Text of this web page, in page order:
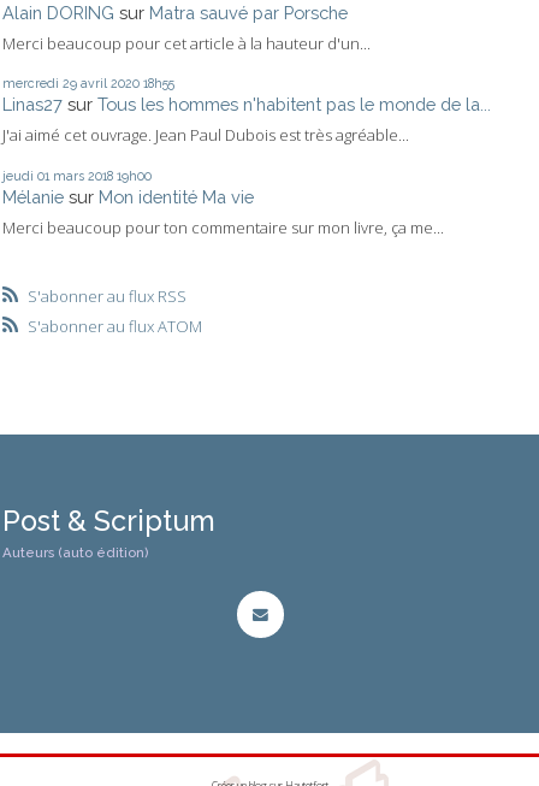
Alain DORING sur Matra sauvé par Porsche
Merci beaucoup pour cet article à la hauteur d'un...
mercredi 29 avril 2020 18h55
Linas27 sur Tous les hommes n'habitent pas le monde de la...
J'ai aimé cet ouvrage. Jean Paul Dubois est très agréable...
jeudi 01 mars 2018 19h00
Mélanie sur Mon identité Ma vie
Merci beaucoup pour ton commentaire sur mon livre, ça me...
S'abonner au flux RSS
S'abonner au flux ATOM
Post & Scriptum
Auteurs (auto édition)